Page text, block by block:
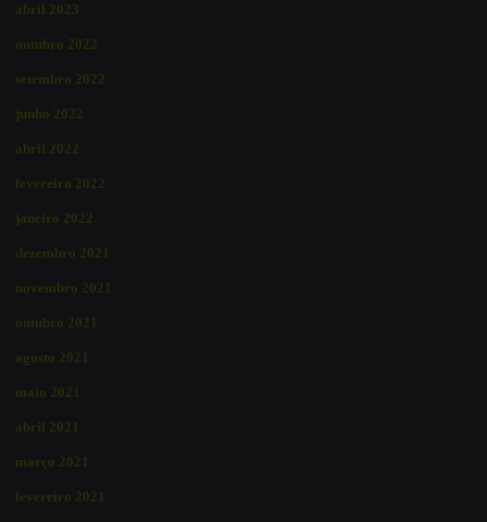
abril 2023
outubro 2022
setembro 2022
junho 2022
abril 2022
fevereiro 2022
janeiro 2022
dezembro 2021
novembro 2021
outubro 2021
agosto 2021
maio 2021
abril 2021
março 2021
fevereiro 2021